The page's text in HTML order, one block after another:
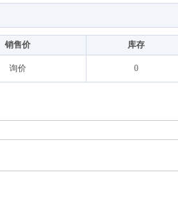
销售价 库存
询价 0